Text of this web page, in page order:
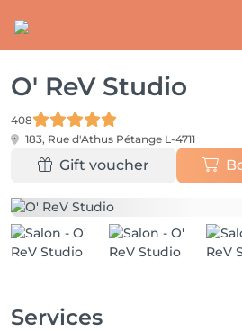
O' ReV Studio
408
183, Rue d'Athus Pétange L-4711
Gift voucher
Services